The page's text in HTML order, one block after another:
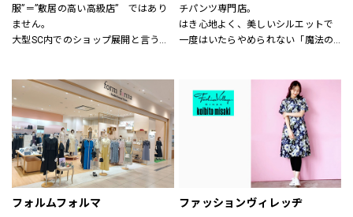
服”＝”敷居の高い高級店”　ではあり
ません。
大型SC内でのショップ展開と言う利
指しています。
ローマ字屋号や店舗レイアウト等も
若い感性を生かし、幅広い年齢層の
お客様を対象にした店舗となってい
ます。
また、品揃えについても振袖、訪問
着、袋帯　等様々な高級呉服の品々
を驚くほどの超破格にてご奉仕致し
チパンツ専門店。
はき心地よく、美しいシルエットで
一度はいたらやめられない「魔法の
ンや限定カラーも人気です。
サイズも3号～21号と豊富に揃いま
す。（カラーにより異なります）
ショップでは、パンツフィッターが
一人ひとりに合わせたパンツ探しの
お手伝いや、きれいに見えるはき方
をアドバイスいたします。
どうぞお気軽にお声掛け下さい。
フォルムフォルマ ファッションヴィレッヂ